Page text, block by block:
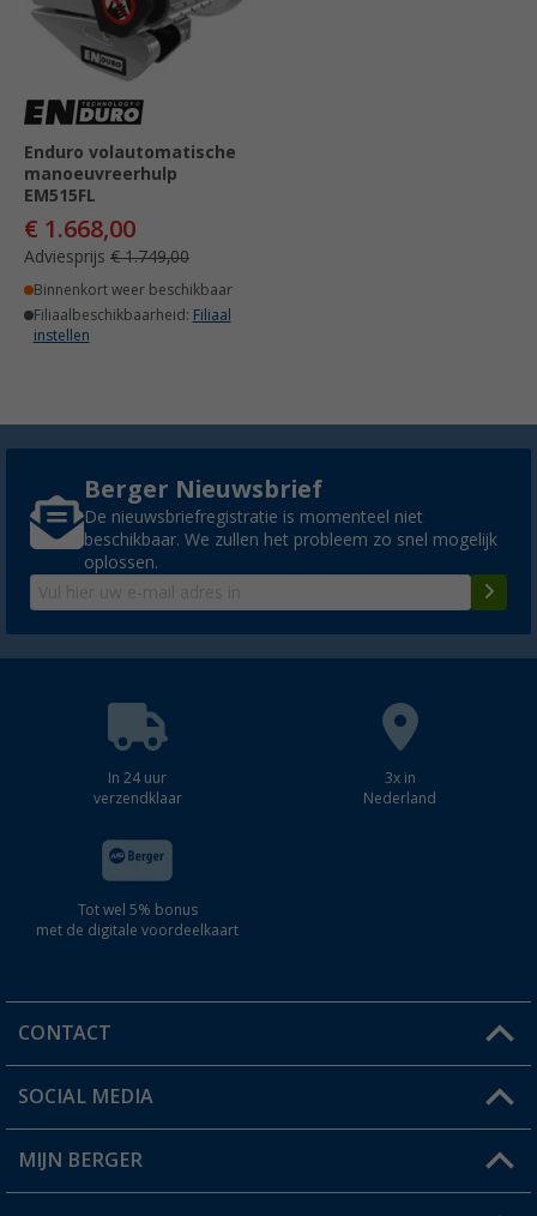
Enduro volautomatische
manoeuvreerhulp
EM515FL
€ 1.668,00
Adviesprijs € 1.749,00
Binnenkort weer beschikbaar
Filiaalbeschikbaarheid: Filiaal
instellen
Berger Nieuwsbrief
De nieuwsbriefregistratie is momenteel niet
beschikbaar. We zullen het probleem zo snel mogelijk
oplossen.
In 24 uur
verzendklaar
3x in
Nederland
Tot wel 5% bonus
met de digitale voordeelkaart
CONTACT
Een vraag?
Winkel vinden
SOCIAL MEDIA
MIJN BERGER